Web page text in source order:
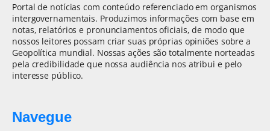
Portal de notícias com conteúdo referenciado em organismos
intergovernamentais. Produzimos informações com base em
notas, relatórios e pronunciamentos oficiais, de modo que
nossos leitores possam criar suas próprias opiniões sobre a
Geopolítica mundial. Nossas ações são totalmente norteadas
pela credibilidade que nossa audiência nos atribui e pelo
interesse público.
Navegue